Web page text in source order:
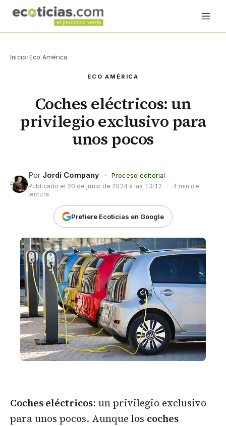
Inicio› Eco América
ECO AMÉRICA
Coches eléctricos: un
privilegio exclusivo para
unos pocos
Por Jordi Company ·
Proceso editorial
Publicado el 20 de junio de 2024 a las 13:12 ·
4 min de
lectura
Prefiere Ecoticias en Google
Coches eléctricos: un privilegio exclusivo
para unos pocos. Aunque los coches